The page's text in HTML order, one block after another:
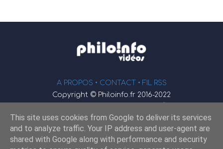
A PROPOS • CONTACT • FIL RSS
Copyright © Philoinfo.fr 2016-2022
φ
Webmaster : JEND
This site uses cookies from Google to deliver its services
and to analyze traffic. Your IP address and user-agent are
shared with Google along with performance and security